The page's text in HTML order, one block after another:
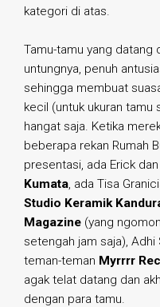
kategori di atas.
Tamu-tamu yang datang
untungnya, penuh
sehingga membuat
kecil (untuk ukuran tamu
hangat saja. Ketika
beberapa rekan Rumah
presentasi, ada Erick
Kumata, ada Tisa
Studio Keramik
Magazine (yang
setengah jam saja),
teman-teman Myrrrr
agak telat datang dan
dengan para tamu.